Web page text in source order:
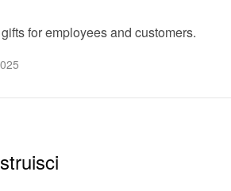
for employees and customers.